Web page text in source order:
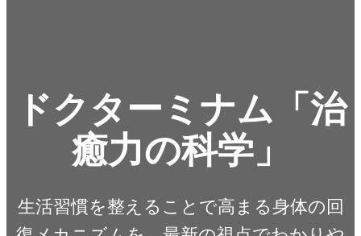
ドクターミナム「治
癒力の科学」
生活習慣を整えることで高まる身体の回